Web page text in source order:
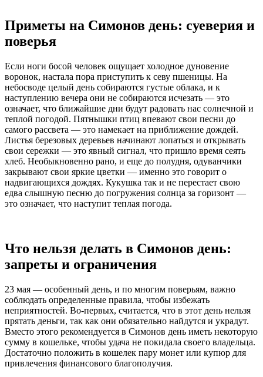
Приметы на Симонов день: суеверия и
поверья
Если ноги босой человек ощущает холодное дуновение
воронок, настала пора приступить к севу пшеницы. На
небосводе целый день собираются густые облака, и к
наступлению вечера они не собираются исчезать — это
означает, что ближайшие дни будут радовать нас солнечной и
теплой погодой. Пятнышки птиц впевают свои песни до
самого рассвета — это намекает на приближение дождей.
Листья березовых деревьев начинают лопаться и открывать
свои сережки — это явный сигнал, что пришло время сеять
хлеб. Необыкновенно рано, и еще до полудня, одуванчики
закрывают свои яркие цветки — именно это говорит о
надвигающихся дождях. Кукушка так и не перестает свою
едва слышную песню до погружения солнца за горизонт —
это означает, что наступит теплая погода.
Что нельзя делать в Симонов день:
запреты и ограничения
23 мая — особенный день, и по многим поверьям, важно
соблюдать определенные правила, чтобы избежать
неприятностей. Во-первых, считается, что в этот день нельзя
прятать деньги, так как они обязательно найдутся и украдут.
Вместо этого рекомендуется в Симонов день иметь некоторую
сумму в кошельке, чтобы удача не покидала своего владельца.
Достаточно положить в кошелек пару монет или купюр для
привлечения финансового благополучия.